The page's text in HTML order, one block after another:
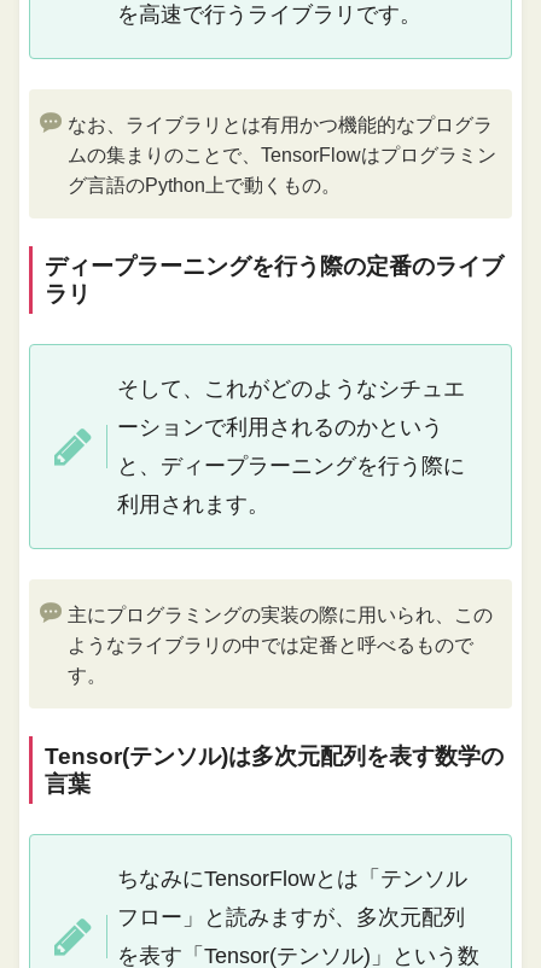
を高速で行うライブラリです。
なお、ライブラリとは有用かつ機能的なプログラ
ムの集まりのことで、TensorFlowはプログラミン
グ言語のPython上で動くもの。
ディープラーニングを行う際の定番のライブ
ラリ
そして、これがどのようなシチュエ
ーションで利用されるのかという
と、ディープラーニングを行う際に
利用されます。
主にプログラミングの実装の際に用いられ、この
ようなライブラリの中では定番と呼べるもので
す。
Tensor(テンソル)は多次元配列を表す数学の
言葉
ちなみにTensorFlowとは「テンソル
フロー」と読みますが、多次元配列
を表す「Tensor(テンソル)」という数